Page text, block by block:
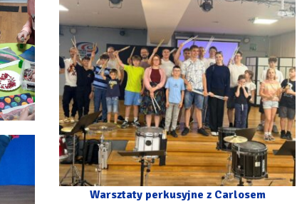
Warsztaty perkusyjne z Carlosem